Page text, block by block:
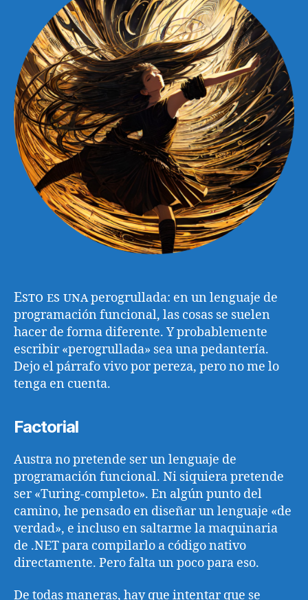
Esto es unaperogrullada: en un lenguaje de
programación funcional, las cosas se suelen
hacer de forma diferente. Y probablemente
escribir «perogrullada» sea una pedantería.
Dejo el párrafo vivo por pereza, pero no me lo
tenga en cuenta.
Factorial
Austra no pretende ser un lenguaje de
programación funcional. Ni siquiera pretende
ser «Turing-completo». En algún punto del
camino, he pensado en diseñar un lenguaje «de
verdad», e incluso en saltarme la maquinaria
de .NET para compilarlo a código nativo
directamente. Pero falta un poco para eso.
De todas maneras, hay que intentar que se